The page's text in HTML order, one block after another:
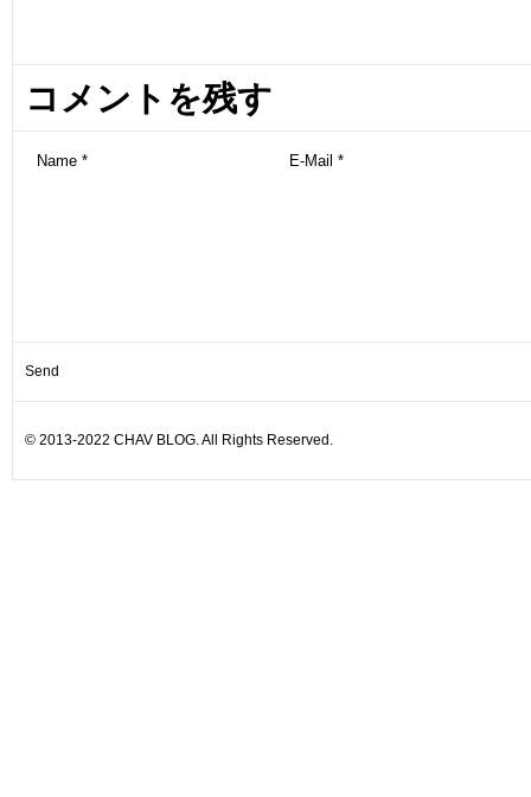
コメントを残す
© 2013-2022 CHAV BLOG. All Rights Reserved.